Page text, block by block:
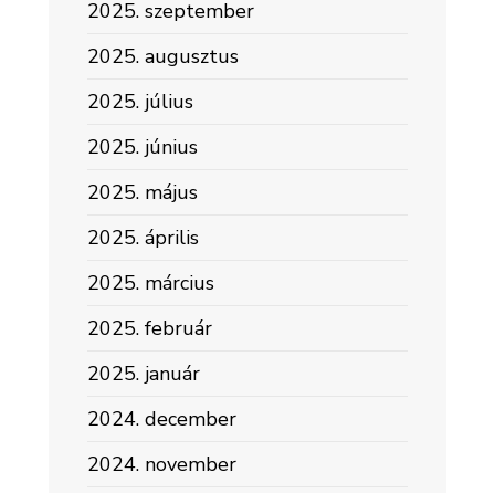
2025. szeptember
2025. augusztus
2025. július
2025. június
2025. május
2025. április
2025. március
2025. február
2025. január
2024. december
2024. november